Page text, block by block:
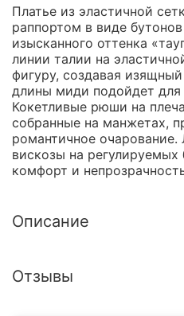
Платье из эластичной
раппортом в виде
изысканного оттенка
линии талии на
фигуру, создавая
длины миди подойдет для
Кокетливые рюши на
собранные на манжетах,
романтичное очарование.
вискозы на регулируемых
комфорт и
Описание
Отзывы